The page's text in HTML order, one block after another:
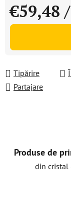
€59,48
Evaluare preţ:
Tipărire
Partajare
Produse de
din cristal